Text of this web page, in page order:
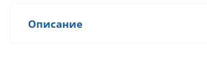
Описание